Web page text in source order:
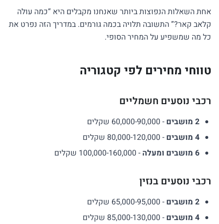
אחת השאלות הנפוצות ביותר שאנחנו מקבלים היא “כמה עולה
קלאב קאר?” התשובה תלויה בכמה גורמים. במדריך הזה נפרט את
כל מה שמשפיע על המחיר הסופי.
טווחי מחירים לפי קטגוריה
רכבי נוסעים חשמליים
2 מושבים
- 60,000-90,000 שקלים
4 מושבים
- 80,000-120,000 שקלים
6 מושבים ומעלה
- 100,000-160,000 שקלים
רכבי נוסעים בנזין
2 מושבים
- 65,000-95,000 שקלים
4 מושבים
- 85,000-130,000 שקלים